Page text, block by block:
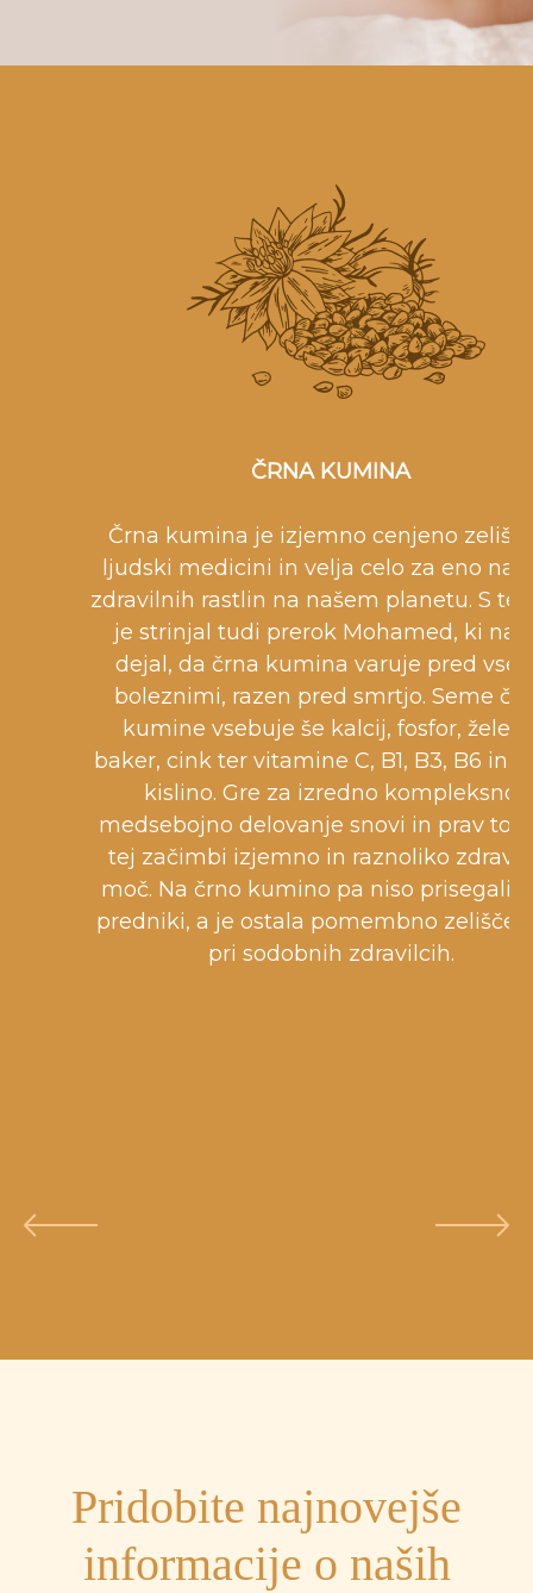
ČRNA KUMINA
Črna kumina je izjemno cenjeno
ljudski medicini in velja celo za eno
zdravilnih rastlin na našem planetu. S
je strinjal tudi prerok Mohamed, ki naj
dejal, da črna kumina varuje pred
boleznimi, razen pred smrtjo. Seme
kumine vsebuje še kalcij, fosfor,
baker, cink ter vitamine C, B1, B3, B6 in
kislino. Gre za izredno kompleksno
medsebojno delovanje snovi in prav to
tej začimbi izjemno in raznoliko
moč. Na črno kumino pa niso prisegali
predniki, a je ostala pomembno zelišče
pri sodobnih zdravilcih.
Pridobite najnovejše
informacije o naših